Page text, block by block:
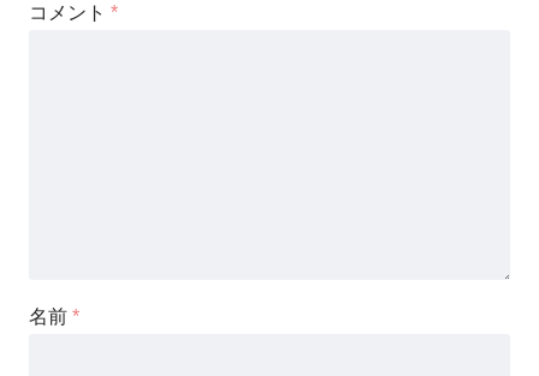
コメント *
名前 *